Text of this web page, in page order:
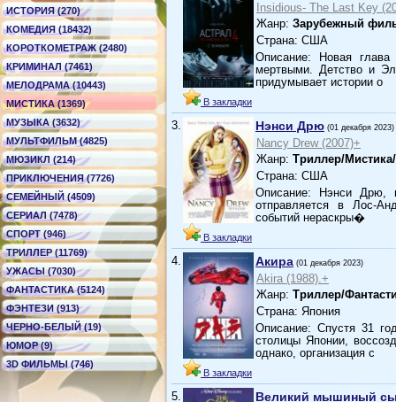
ИСТОРИЯ (270)
КОМЕДИЯ (18432)
КОРОТКОМЕТРАЖ (2480)
КРИМИНАЛ (7461)
МЕЛОДРАМА (10443)
МИСТИКА (1369)
МУЗЫКА (3632)
МУЛЬТФИЛЬМ (4825)
МЮЗИКЛ (214)
ПРИКЛЮЧЕНИЯ (7726)
СЕМЕЙНЫЙ (4509)
СЕРИАЛ (7478)
СПОРТ (946)
ТРИЛЛЕР (11769)
УЖАСЫ (7030)
ФАНТАСТИКА (5124)
ФЭНТЕЗИ (913)
ЧЕРНО-БЕЛЫЙ (19)
ЮМОР (9)
3D ФИЛЬМЫ (746)
В закладки
Insidious- The Last Key
Жанр: Зарубежный
Страна: США
Описание: Новая глава
мертвыми. Детство и
придумывает истории о
3.
В закладки
Нэнси Дрю (01 декабря 2023)
Nancy Drew (2007)+
Жанр: Триллер/
Страна: США
Описание: Нэнси Дрю,
отправляется в Лос-
событий нераскры�
4.
В закладки
Акира (01 декабря 2023)
Akira (1988).+
Жанр: Триллер/
Страна: Япония
Описание: Спустя 31
столицы Японии,
однако, организация с
5. Великий мышиный